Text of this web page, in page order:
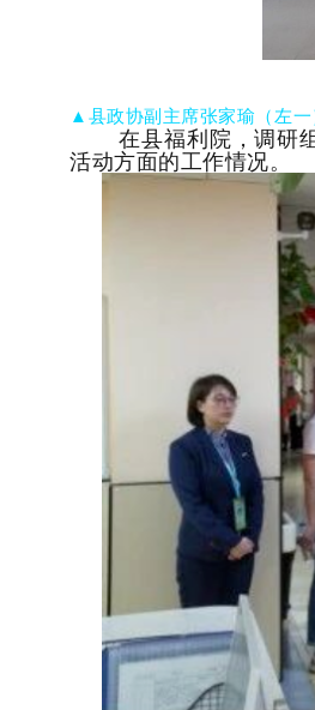
▲县政协副主席张家瑜（左
在县福利院，调研
活动方面的工作情况。